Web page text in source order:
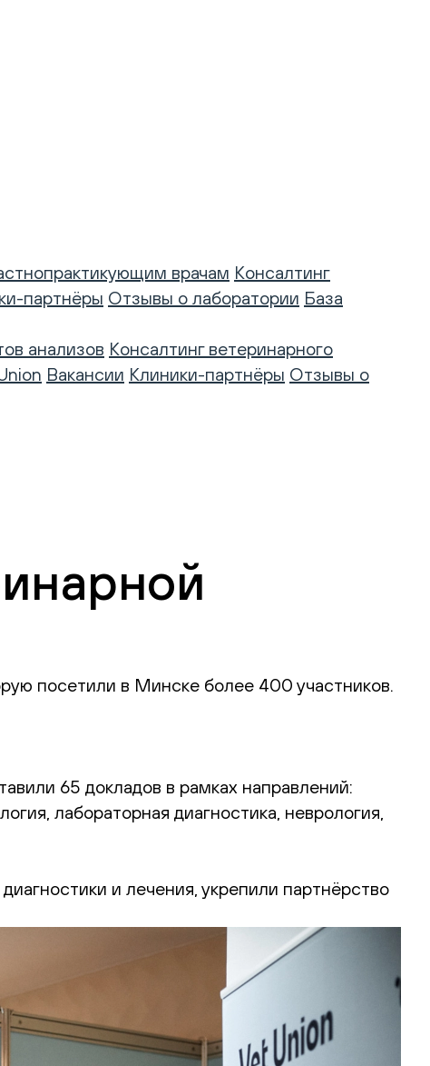
врачам Консалтинг
партнёры Отзывы о лаборатории База
анализов Консалтинг ветеринарного
Вакансии Клиники-партнёры Отзывы о
посетили в Минске более 400 участников.
65 докладов в рамках направлений:
лабораторная диагностика, неврология,
и лечения, укрепили партнёрство